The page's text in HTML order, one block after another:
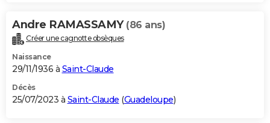
Andre RAMASSAMY (86 ans)
Créer une cagnotte obsèques
Naissance
29/11/1936 à Saint-Claude
Décès
25/07/2023 à Saint-Claude (Guadeloupe)